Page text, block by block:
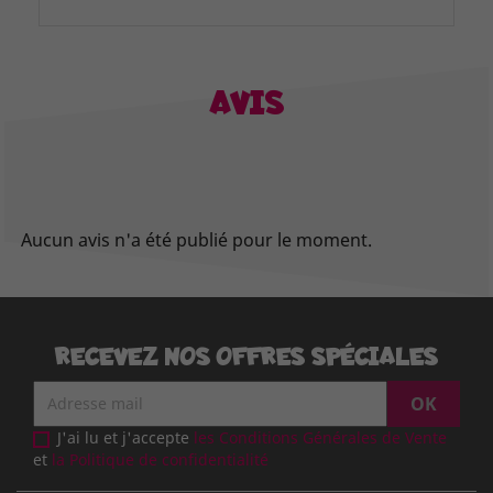
AVIS
Aucun avis n'a été publié pour le moment.
RECEVEZ NOS OFFRES SPÉCIALES
J'ai lu et j'accepte les Conditions Générales de Vente
et la Politique de confidentialité